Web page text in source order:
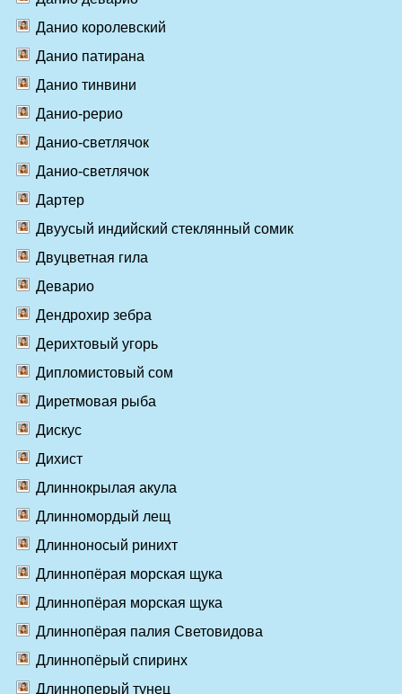
Данио королевский
Данио патирана
Данио тинвини
Данио-рерио
Данио-светлячок
Данио-светлячок
Дартер
Двуусый индийский стеклянный сомик
Двуцветная гила
Деварио
Дендрохир зебра
Дерихтовый угорь
Дипломистовый сом
Диретмовая рыба
Дискус
Дихист
Длиннокрылая акула
Длинномордый лещ
Длинноносый ринихт
Длиннопёрая морская щука
Длиннопёрая морская щука
Длиннопёрая палия Световидова
Длиннопёрый спиринх
Длинноперый тунец